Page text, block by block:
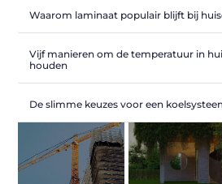
Waarom laminaat populair blijft bij
Vijf manieren om de temperatuur in
houden
De slimme keuzes voor een